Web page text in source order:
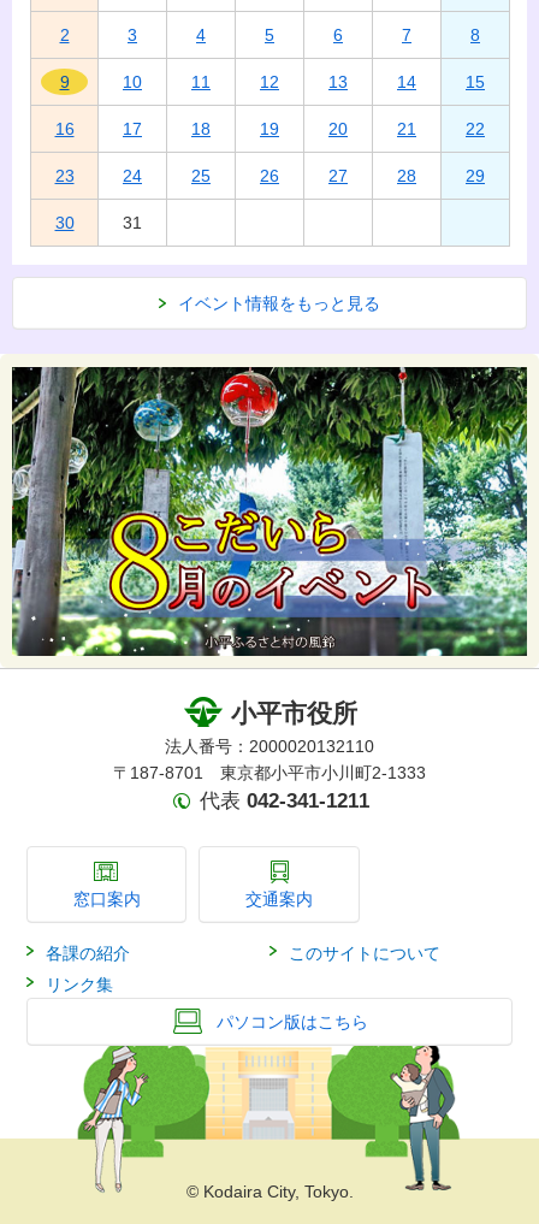
2 3 4 5 6 7 8
9 10 11 12 13 14 15
16 17 18 19 20 21 22
23 24 25 26 27 28 29
30 31
イベント情報をもっと見る
小平市役所
法人番号：2000020132110
〒187-8701 東京都小平市小川町2-1333
代表 042-341-1211
窓口案内 交通案内
各課の紹介
このサイトについて
リンク集
パソコン版はこちら
© Kodaira City, Tokyo.